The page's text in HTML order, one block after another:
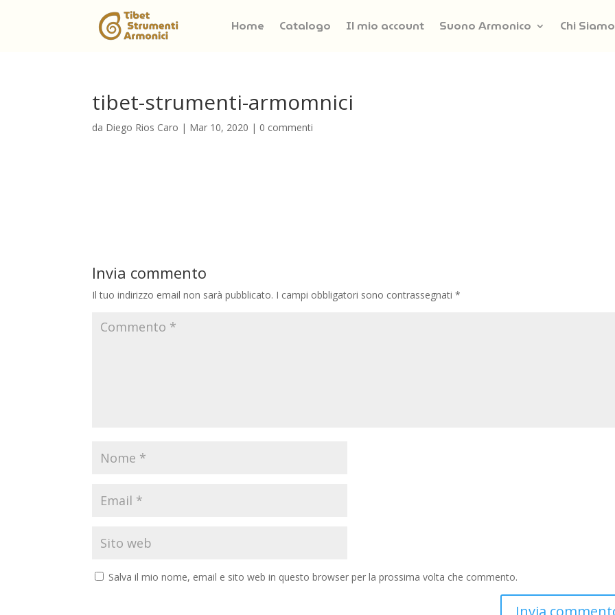
Home Catalogo Il mio account Suono Armonico Chi Siamo
tibet-strumenti-armomnici
da Diego Rios Caro | Mar 10, 2020 | 0 commenti
Invia commento
Il tuo indirizzo email non sarà pubblicato. I campi obbligatori sono contrassegnati*
Salva il mio nome, email e sito web in questo browser per la prossima volta che commento.